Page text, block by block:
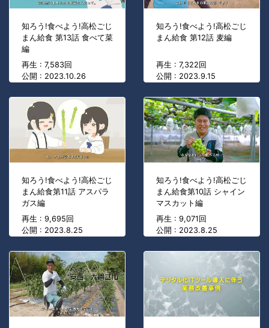
知ろう!食べよう!高松ごじ
まん給食 第13話 食べて菜
編
再生 : 7,583回
公開 : 2023.10.26
知ろう!食べよう!高松ごじ
まん給食 第12話 麦編
再生 : 7,322回
公開 : 2023.9.15
知ろう!食べよう!高松ごじ
まん給食第11話 アスパラ
ガス編
再生 : 9,695回
公開 : 2023.8.25
知ろう!食べよう!高松ごじ
まん給食第10話 シャイン
マスカット編
再生 : 9,071回
公開 : 2023.8.25